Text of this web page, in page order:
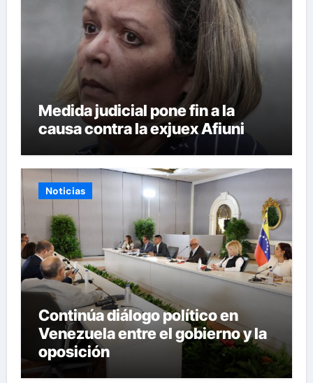
Medida judicial pone fin a la
causa contra la exjuex Afiuni
Noticias
Continúa diálogo político en
Venezuela entre el gobierno y la
oposición